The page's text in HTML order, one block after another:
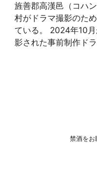
旌善郡高漢邑（コハ
村がドラマ撮影のた
ている。 2024年10
影された事前制作ドラ
禁酒をお